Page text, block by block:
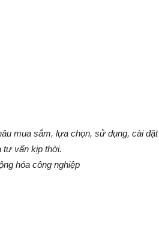
mua sắm, lựa chọn, sử dụng, cài đặt
tư vấn kịp thời.
hóa công nghiệp